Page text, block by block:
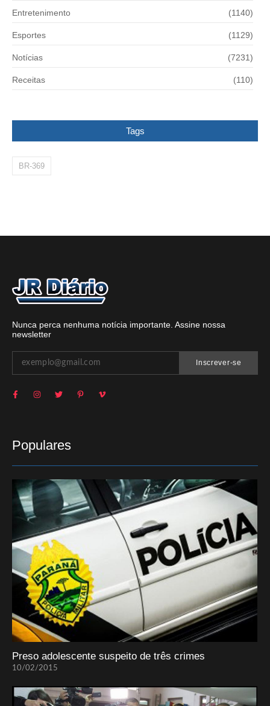
Entretenimento (1140)
Esportes (1129)
Notícias (7231)
Receitas (110)
Tags
BR-369
Nunca perca nenhuma notícia importante. Assine nossa
newsletter
Inscrever-se
Populares
Preso adolescente suspeito de três crimes
10/02/2015